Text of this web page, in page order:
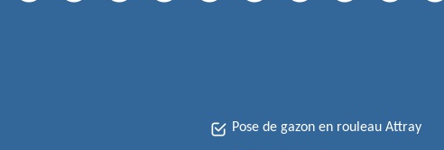
Pose de gazon en rouleau Attray